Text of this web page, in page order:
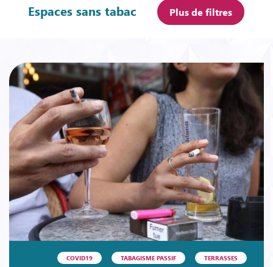
Espaces sans tabac
Plus de filtres
COVID19 TABAGISME PASSIF TERRASSES